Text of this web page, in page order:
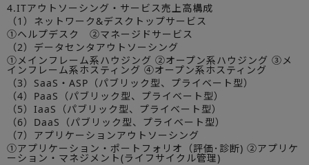
4.ITアウトソーシング・サービス売上高構成
（1）ネットワーク&デスクトップサービス
①ヘルプデスク ②マネージドサービス
（2）データセンタアウトソーシング
①メインフレーム系ハウジング ②オープン系ハウジング ③メ
インフレーム系ホスティング ④オープン系ホスティング
（3）SaaS・ASP（パブリック型、プライベート型）
（4）PaaS（パブリック型、プライベート型）
（5）IaaS（パブリック型、プライベート型）
（6）DaaS（パブリック型、プライベート型）
（7）アプリケーションアウトソーシング
①アプリケーション・ポートフォリオ（評価･診断) ②アプリケ
ーション・マネジメント(ライフサイクル管理)